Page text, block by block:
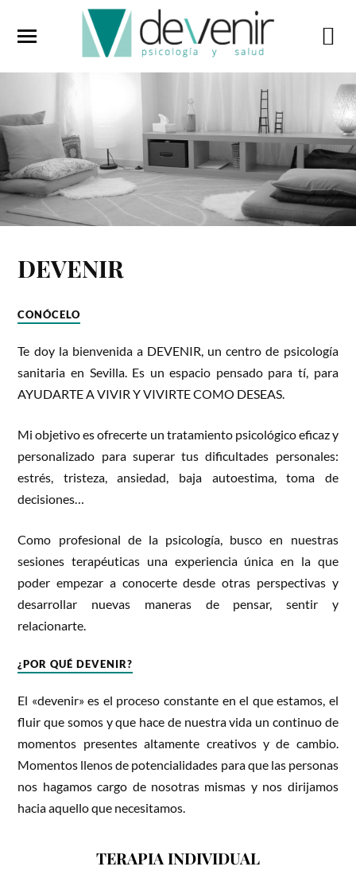
DEVENIR
CONÓCELO
Te doy la bienvenida a DEVENIR, un centro de psicología
sanitaria en Sevilla. Es un espacio pensado para tí, para
AYUDARTE A VIVIR Y VIVIRTE COMO DESEAS.
Mi objetivo es ofrecerte un tratamiento psicológico eficaz y
personalizado para superar tus dificultades personales:
estrés, tristeza, ansiedad, baja autoestima, toma de
decisiones…
Como profesional de la psicología, busco en nuestras
sesiones terapéuticas una experiencia única en la que
poder empezar a conocerte desde otras perspectivas y
desarrollar nuevas maneras de pensar, sentir y
relacionarte.
¿POR QUÉ DEVENIR?
El «devenir» es el proceso constante en el que estamos, el
fluir que somos y que hace de nuestra vida un continuo de
momentos presentes altamente creativos y de cambio.
Momentos llenos de potencialidades para que las personas
nos hagamos cargo de nosotras mismas y nos dirijamos
hacia aquello que necesitamos.
TERAPIA INDIVIDUAL